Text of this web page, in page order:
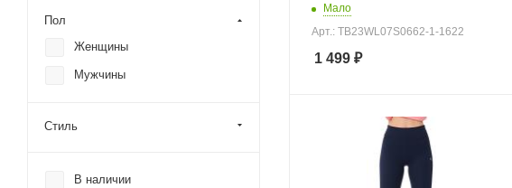
Мало
Арт.: TB23WL07S0662-1-1622
1 499 ₽
Желтый
Зеленый
Пол
Женщины
Мужчины
Стиль
В наличии